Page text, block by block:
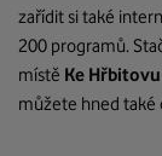
zařídit si také
200 programů.
místě Ke Hřbitovu
můžete hned také